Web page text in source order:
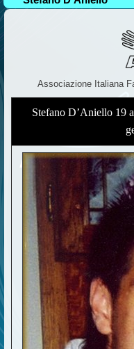
Associazione Italiana
Stefano D’Aniello 19